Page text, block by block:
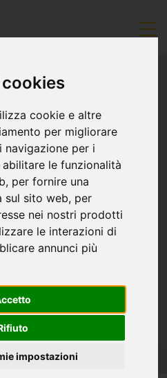
cookie e altre
per migliorare
navigazione per i
abilitare le funzionalità
, per fornire una
sul sito web, per
nei nostri prodotti
le interazioni di
annunci più
impostazioni